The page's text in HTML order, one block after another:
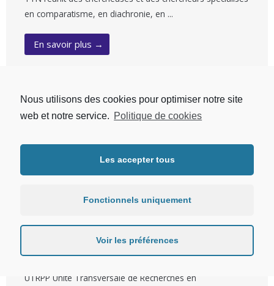
Nous utilisons des cookies pour optimiser notre site
web et notre service. Politique de cookies
Les accepter tous
Fonctionnels uniquement
Voir les préférences
en comparatisme, en diachronie, en ...
En savoir plus →
UTRPP
UTRPP Unité Transversale de Recherches en